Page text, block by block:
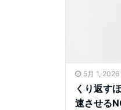
5月 1, 2026
くり返す
速させる